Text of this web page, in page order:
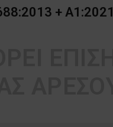
+ A1:2021